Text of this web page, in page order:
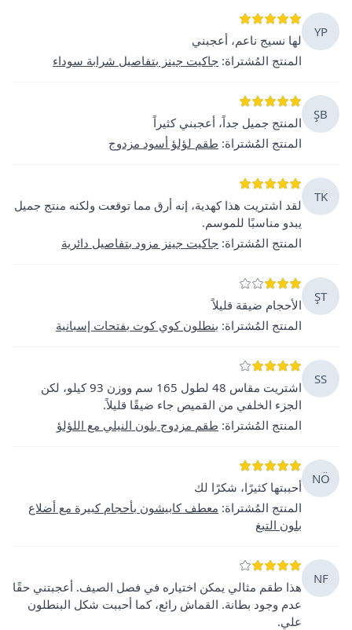
YP
لها نسيج ناعم، أعجبني
المنتج المُشتراة: جاكيت جينز بتفاصيل شرابة سوداء
ŞB
المنتج جميل جداً، أعجبني كثيراً
المنتج المُشتراة: طقم لؤلؤ أسود مزدوج
TK
لقد اشتريت هذا كهدية، إنه أرق مما توقعت ولكنه منتج جميل
يبدو مناسبًا للموسم.
المنتج المُشتراة: جاكيت جينز مزود بتفاصيل دائرية
ŞT
الأحجام ضيقة قليلاً
المنتج المُشتراة: بنطلون كوي كوت بفتحات إسبانية
SS
اشتريت مقاس 48 لطول 165 سم ووزن 93 كيلو، لكن
الجزء الخلفي من القميص جاء ضيقًا قليلاً.
المنتج المُشتراة: طقم مزدوج بلون النيلي مع اللؤلؤ
NÖ
أحببتها كثيرًا، شكرًا لك
المنتج المُشتراة: معطف كابيشون بأحجام كبيرة مع أضلاع
بلون التبغ
NF
هذا طقم مثالي يمكن اختياره في فصل الصيف. أعجبتني حقًا
عدم وجود بطانة. القماش رائع، كما أحببت شكل البنطلون
علي.